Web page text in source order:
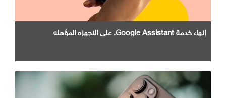
إنهاء خدمة Google Assistant. علي الاجهزه المؤهله